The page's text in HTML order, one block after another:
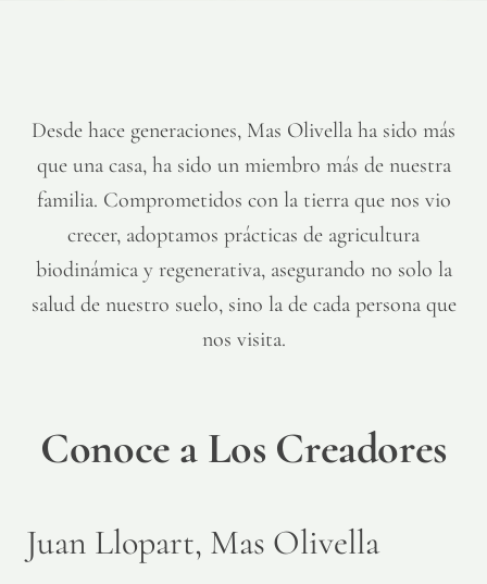
Desde hace generaciones, Mas Olivella ha sido más
que una casa, ha sido un miembro más de nuestra
familia. Comprometidos con la tierra que nos vio
crecer, adoptamos prácticas de agricultura
biodinámica y regenerativa, asegurando no solo la
salud de nuestro suelo, sino la de cada persona que
nos visita.
Conoce a Los Creadores
Juan Llopart, Mas Olivella